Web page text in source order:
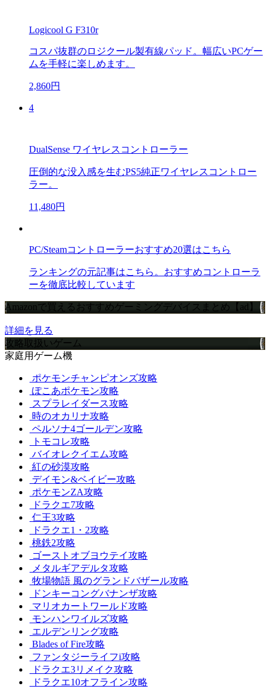
Logicool G F310r
コスパ抜群のロジクール製有線パッド。幅広いPCゲー
ムを手軽に楽しめます。
2,860円
4
DualSense ワイヤレスコントローラー
圧倒的な没入感を生むPS5純正ワイヤレスコントロー
ラー。
11,480円
PC/Steamコントローラーおすすめ20選はこちら
ランキングの元記事はこちら。おすすめコントローラ
ーを徹底比較しています
Amazonで買えるおすすめゲーミングデバイスまとめ【ad】
詳細を見る
攻略取扱いゲーム
家庭用ゲーム機
ポケモンチャンピオンズ攻略
ぽこあポケモン攻略
スプラレイダース攻略
時のオカリナ攻略
ペルソナ4ゴールデン攻略
トモコレ攻略
バイオレクイエム攻略
紅の砂漠攻略
デイモン&ベイビー攻略
ポケモンZA攻略
ドラクエ7攻略
仁王3攻略
ドラクエ1・2攻略
桃鉄2攻略
ゴーストオブヨウテイ攻略
メタルギアデルタ攻略
牧場物語 風のグランドバザール攻略
ドンキーコングバナンザ攻略
マリオカートワールド攻略
モンハンワイルズ攻略
エルデンリング攻略
Blades of Fire攻略
ファンタジーライフi攻略
ドラクエ3リメイク攻略
ドラクエ10オフライン攻略